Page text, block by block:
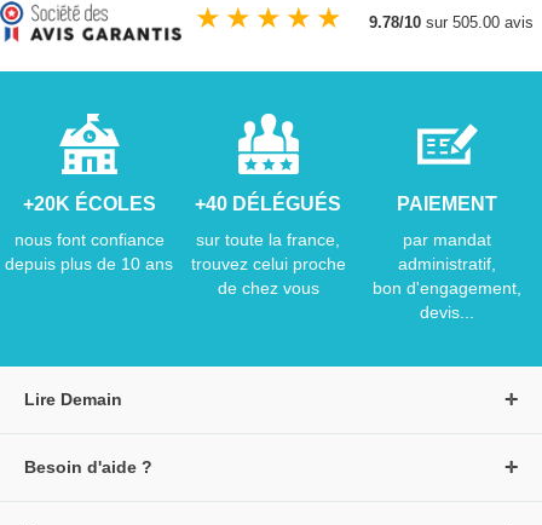
★ ★ ★ ★ ★ 9.78/10 sur 505.00 avis
+20K ÉCOLES
nous font confiance
depuis plus de 10 ans
+40 DÉLÉGUÉS
sur toute la france,
trouvez celui proche
de chez vous
PAIEMENT
par mandat
administratif,
bon d'engagement,
devis...
Lire Demain
Besoin d'aide ?